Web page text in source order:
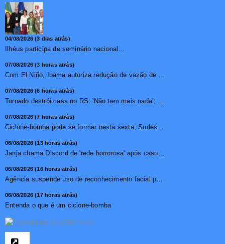
04/08/2026 (3 dias atrás)
Ilhéus participa de seminário nacional sobre turismo sustentável e captação de investimentos
07/08/2026 (3 horas atrás)
Com El Niño, Ibama autoriza redução de vazão de água e...
07/08/2026 (6 horas atrás)
Tornado destrói casa no RS: 'Não tem mais nada'; vídeo ...
07/08/2026 (7 horas atrás)
Ciclone-bomba pode se formar nesta sexta; Sudeste terá mai...
06/08/2026 (13 horas atrás)
Janja chama Discord de 'rede horrorosa' após caso de suic�...
06/08/2026 (16 horas atrás)
Agência suspende uso de reconhecimento facial para chamada...
06/08/2026 (17 horas atrás)
Entenda o que é um ciclone-bomba